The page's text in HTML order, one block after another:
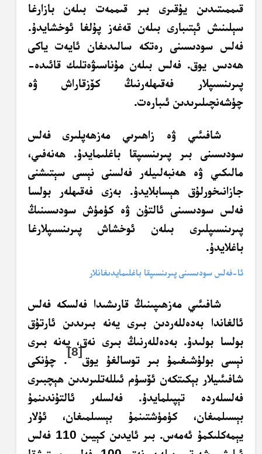
قىممىتىدىن يۇقىرى بىر قىممەت بىلەن بازارغا
سېلىنىش ئېتىبارى بىلەن قەغەز پۇلغا ئوخشايدۇ.
فەلس سودىسىنى رەتكە سالىدىغان ئايەت ياكى
ھەدىس يوق. فەلس بىلەن مۇناسىۋەتلىكقائىدە-
پىرىنسىپلارفەقىھلەرنىڭ كۆزقاراش ۋە
چۈشەنچىلىرىدىن ئىبارەت.
شافىئىي ۋە زاھىرىي مەزھەپلىرى فەلس
سودىسىنى بىر پىرىنسىپقا باغلىمايدۇ. ھەنەفىي،
مالىكىي ۋە ھەنبەلىيلەر فەلسنى نېسى سېتىشنى
جازانىخورلۇق ھېسابلايدۇ. بەزى فەقىھلەر بولسا
فەلس سودىسىنى ئالتۇن ۋە كۈمۈش سودىسىنىڭ
پىرىنسىپلىرىبىلەن ئوخشاشپىرىنسىپلارغا
باغلايدۇ.
ئا-فەلس سودىسىنى پىرىنسىپقا باغلىمايدىغانلار
شافىئىي مەزھىپىنىڭ قارىشىدا فەلسكە فەلس
ئالغاندا بەدەللەردىن بىرى يەنە بىرىدىن ئارتۇق
بولسا بولىدۇ. بەدەللەرنىڭ بىرى نەق، يەنە بىرى
نېسى بولۇشىغىمۇ بىر توسالغۇ يوق
[8]
. چۈنكى
شافىئىيلار بېكىتكەن ئۆسۈم ئىللەتلىرىدىن ھېچبىرى
فەلسلەردە تېپىلمايدۇ. فەلسلەر ئالتۇندىنمۇ
بېسىلمىغان، كۈمۈشتىنمۇ بېسىلمىغان، ئۇلار
يېمەكلىكمۇ ئەمەس. بىر ئايدىن كېيىن 110 فەلس